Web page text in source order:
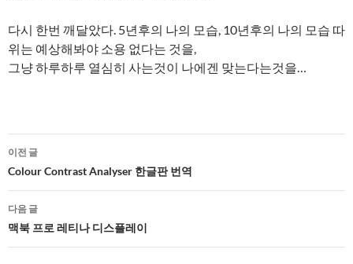
다시 한번 깨달았다. 5년후의 나의 모습, 10년후의 나의 모습 따
위는 예상해봐야 소용 없다는 것을,
그냥 하루하루 열심히 사는것이 나에겐 맞는다는것을…
글
네
비
게
이
이전 글
Colour Contrast Analyser 한글판 번역
다음 글
맥북 프로 레티나 디스플레이